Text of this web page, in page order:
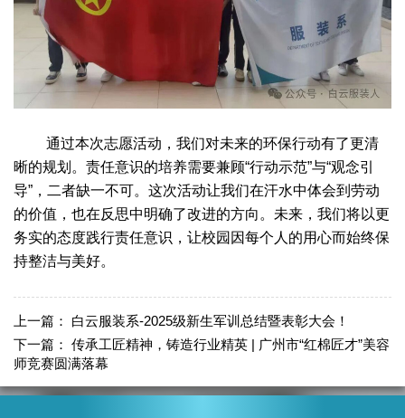
通过本次志愿活动，我们对未来的环保行动有了更清
晰的规划。责任意识的培养需要兼顾“行动示范”与“观念引
导”，二者缺一不可。这次活动让我们在汗水中体会到劳动
的价值，也在反思中明确了改进的方向。未来，我们将以更
务实的态度践行责任意识，让校园因每个人的用心而始终保
持整洁与美好。
上一篇： 白云服装系-2025级新生军训总结暨表彰大会！
下一篇： 传承工匠精神，铸造行业精英 | 广州市“红棉匠才”美容
师竞赛圆满落幕